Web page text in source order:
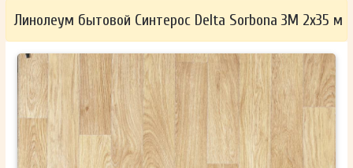
ОТПРАВИТЬ
Ваши данные не будут переданы третьим лицам
ОТПРАВИТЬ
Ваши данные не будут переданы третьим лицам
Линолеум бытовой Синтерос Delta Sorbona 3M 2х35 м